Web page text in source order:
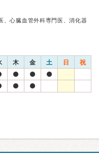
、心臓血管外科専門医、消化器
木 金 土 日 祝